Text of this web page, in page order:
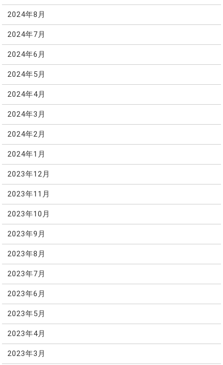
2024年8月
2024年7月
2024年6月
2024年5月
2024年4月
2024年3月
2024年2月
2024年1月
2023年12月
2023年11月
2023年10月
2023年9月
2023年8月
2023年7月
2023年6月
2023年5月
2023年4月
2023年3月